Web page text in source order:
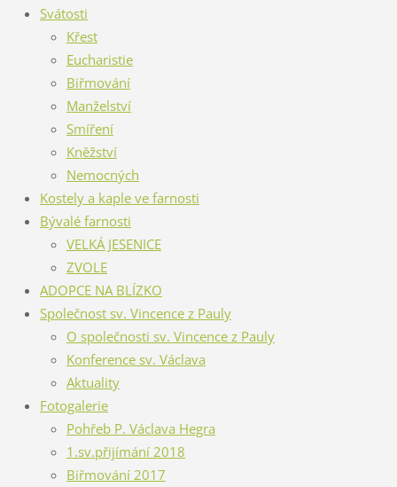
Svátosti
Křest
Eucharistie
Biřmování
Manželství
Smíření
Kněžství
Nemocných
Kostely a kaple ve farnosti
Bývalé farnosti
VELKÁ JESENICE
ZVOLE
ADOPCE NA BLÍZKO
Společnost sv. Vincence z Pauly
O společnosti sv. Vincence z Pauly
Konference sv. Václava
Aktuality
Fotogalerie
Pohřeb P. Václava Hegra
1.sv.přijímání 2018
Biřmování 2017